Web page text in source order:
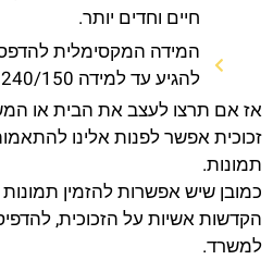
חיים וחדים יותר.
המידה המקסימלית
להגיע עד למידה 240/150
אז אם תרצו לעצב את הבית או
זכוכית אפשר לפנות אלינו
תמונות.
כמובן שיש אפשרות להזמין תמונות
הקדשות אשיות על הזכוכית,
למשרד.